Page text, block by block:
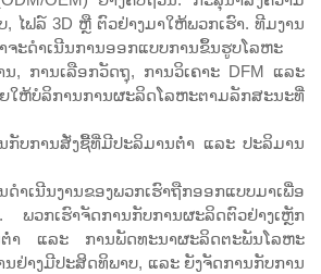
, ໄຟລ໌ 3D ຫຼື ຕົວຢ່າງມາໃຫ້ພວກເຮົາ. ທີມງານ
ຈະດຳເນີນການອອກແບບການຂຶ້ນຮູບໂລຫະ
, ການເລືອກວັດຖຸ, ການວິເຄາະ DFM ແລະ
ໃຫ້ບໍລິການການຜະລິດໂລຫະຕາມລັກສະນະທີ່
ກັບການສັ່ງຊື້ທີ່ມີປະລິມານຕ່ຳ ແລະ ປະລິມານ
ຳເນີນງານຂອງພວກເຮົາຖືກອອກແບບມາເພື່ອ
ພວກເຮົາຈັດການກັບການຜະລິດຕົວຢ່າງເຫຼັກ
ຕ່ຳ ແລະ ການພັດທະນາຜະລິດຕະພັນໂລຫະ
ຢ່າງມີປະສິດທິພາບ, ແລະ ຍັງຈັດການກັບການ